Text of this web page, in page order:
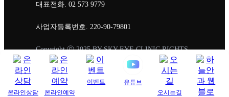
온라인상담 온라인예약
이벤트
유튜브
오시는길
대표전화. 02 573 9779
사업자등록번호. 220-90-79801
Copyright ⓒ 2025 BY SKY EYE CLINIC RIGHTS
RESERVED.